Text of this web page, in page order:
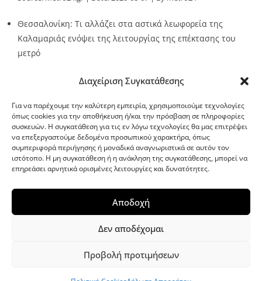
Διαχείριση Συγκατάθεσης
Για να παρέχουμε την καλύτερη εμπειρία, χρησιμοποιούμε τεχνολογίες
όπως cookies για την αποθήκευση ή/και την πρόσβαση σε πληροφορίες
συσκευών. Η συγκατάθεση για τις εν λόγω τεχνολογίες θα μας επιτρέψει
να επεξεργαστούμε δεδομένα προσωπικού χαρακτήρα, όπως
συμπεριφορά περιήγησης ή μοναδικά αναγνωριστικά σε αυτόν τον
ιστότοπο. Η μη συγκατάθεση ή η ανάκληση της συγκατάθεσης, μπορεί να
επηρεάσει αρνητικά ορισμένες λειτουργίες και δυνατότητες.
Αποδοχή
Δεν αποδέχομαι
Προβολή προτιμήσεων
Θεσσαλονίκη: Τι αλλάζει στα αστικά λεωφορεία της
Καλαμαριάς ενόψει της λειτουργίας της επέκτασης του
μετρό
G-point.gr